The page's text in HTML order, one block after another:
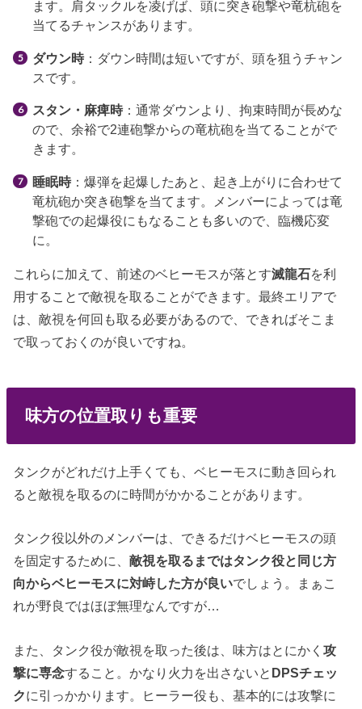
ます。肩タックルを凌げば、頭に突き砲撃や竜杭砲を
当てるチャンスがあります。
ダウン時：ダウン時間は短いですが、頭を狙うチャン
スです。
スタン・麻痺時：通常ダウンより、拘束時間が長めな
ので、余裕で2連砲撃からの竜杭砲を当てることがで
きます。
睡眠時：爆弾を起爆したあと、起き上がりに合わせて
竜杭砲か突き砲撃を当てます。メンバーによっては竜
撃砲での起爆役にもなることも多いので、臨機応変
に。
これらに加えて、前述のベヒーモスが落とす滅龍石を利
用することで敵視を取ることができます。最終エリアで
は、敵視を何回も取る必要があるので、できればそこま
で取っておくのが良いですね。
味方の位置取りも重要
タンクがどれだけ上手くても、ベヒーモスに動き回られ
ると敵視を取るのに時間がかかることがあります。
タンク役以外のメンバーは、できるだけベヒーモスの頭
を固定するために、敵視を取るまではタンク役と同じ方
向からベヒーモスに対峙した方が良いでしょう。まぁこ
れが野良ではほぼ無理なんですが…
また、タンク役が敵視を取った後は、味方はとにかく攻
撃に専念すること。かなり火力を出さないと DPSチェッ
クに引っかかります。ヒーラー役も、基本的には攻撃に